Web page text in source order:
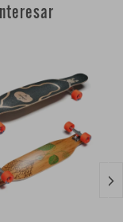
